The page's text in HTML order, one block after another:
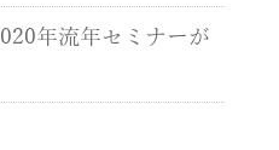
年流年セミナーが